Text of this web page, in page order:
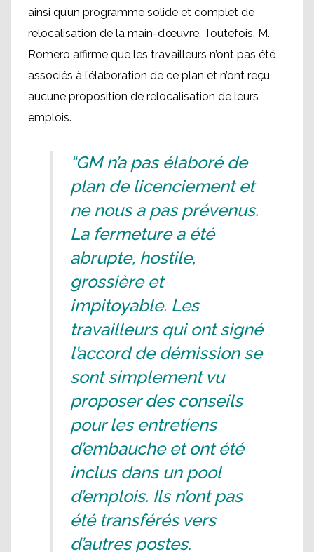
ainsi qu’un programme solide et complet de
relocalisation de la main-d’œuvre. Toutefois, M.
Romero affirme que les travailleurs n’ont pas été
associés à l’élaboration de ce plan et n’ont reçu
aucune proposition de relocalisation de leurs
emplois.
“GM n’a pas élaboré de
plan de licenciement et
ne nous a pas prévenus.
La fermeture a été
abrupte, hostile,
grossière et
impitoyable. Les
travailleurs qui ont signé
l’accord de démission se
sont simplement vu
proposer des conseils
pour les entretiens
d’embauche et ont été
inclus dans un pool
d’emplois. Ils n’ont pas
été transférés vers
d’autres postes.